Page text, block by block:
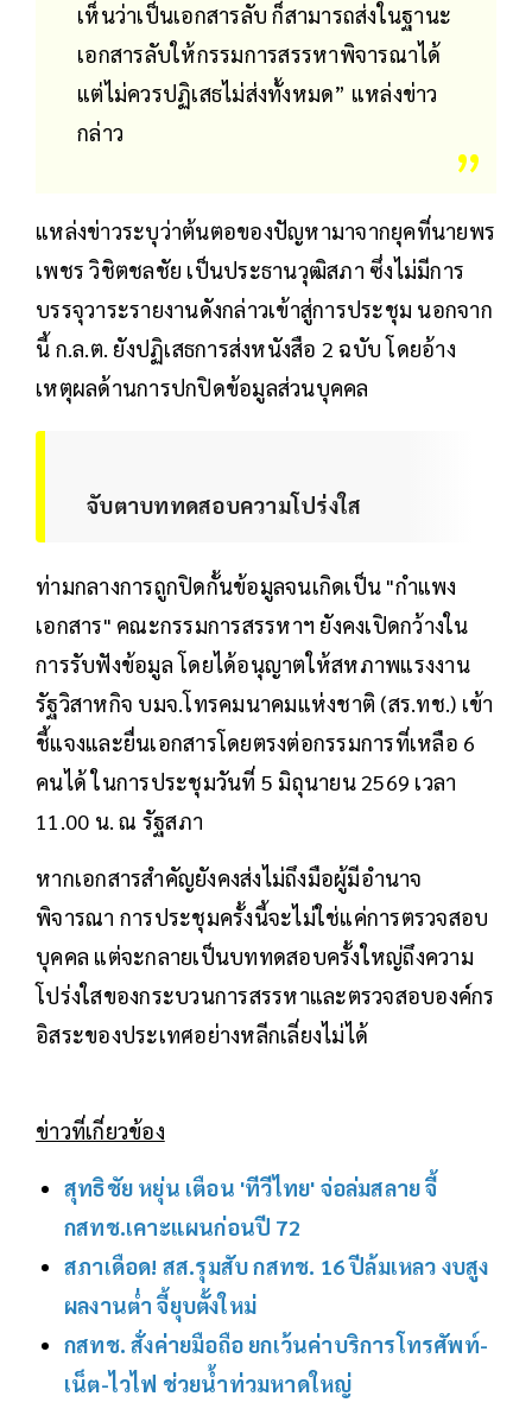
เห็นว่าเป็นเอกสารลับ ก็สามารถส่งในฐานะ
เอกสารลับให้กรรมการสรรหาพิจารณาได้
แต่ไม่ควรปฏิเสธไม่ส่งทั้งหมด” แหล่งข่าว
กล่าว
แหล่งข่าวระบุว่าต้นตอของปัญหามาจากยุคที่นายพร
เพชร วิชิตชลชัย เป็นประธานวุฒิสภา ซึ่งไม่มีการ
บรรจุวาระรายงานดังกล่าวเข้าสู่การประชุม นอกจาก
นี้ ก.ล.ต. ยังปฏิเสธการส่งหนังสือ 2 ฉบับ โดยอ้าง
เหตุผลด้านการปกปิดข้อมูลส่วนบุคคล
จับตาบททดสอบความโปร่งใส
ท่ามกลางการถูกปิดกั้นข้อมูลจนเกิดเป็น "กำแพง
เอกสาร" คณะกรรมการสรรหาฯ ยังคงเปิดกว้างใน
การรับฟังข้อมูล โดยได้อนุญาตให้สหภาพแรงงาน
รัฐวิสาหกิจ บมจ.โทรคมนาคมแห่งชาติ (สร.ทช.) เข้า
ชี้แจงและยื่นเอกสารโดยตรงต่อกรรมการที่เหลือ 6
คนได้ ในการประชุมวันที่ 5 มิถุนายน 2569 เวลา
11.00 น. ณ รัฐสภา
หากเอกสารสำคัญยังคงส่งไม่ถึงมือผู้มีอำนาจ
พิจารณา การประชุมครั้งนี้จะไม่ใช่แค่การตรวจสอบ
บุคคล แต่จะกลายเป็นบททดสอบครั้งใหญ่ถึงความ
โปร่งใสของกระบวนการสรรหาและตรวจสอบองค์กร
อิสระของประเทศอย่างหลีกเลี่ยงไม่ได้
ข่าวที่เกี่ยวข้อง
สุทธิชัย หยุ่น เตือน 'ทีวีไทย' จ่อล่มสลาย จี้
กสทช.เคาะแผนก่อนปี 72
สภาเดือด! สส.รุมสับ กสทช. 16 ปีล้มเหลว งบสูง
ผลงานต่ำ จี้ยุบตั้งใหม่
กสทช. สั่งค่ายมือถือ ยกเว้นค่าบริการโทรศัพท์-
เน็ต-ไวไฟ ช่วยน้ำท่วมหาดใหญ่